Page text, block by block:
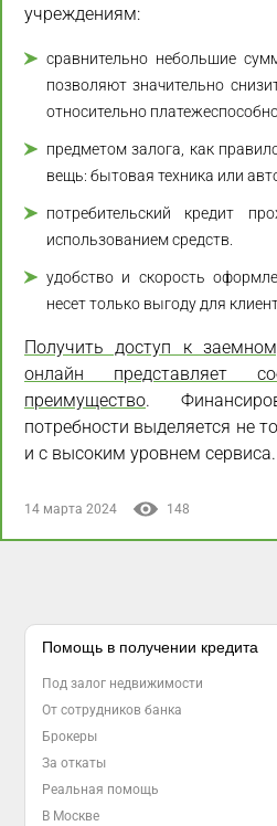
учреждениям:
сравнительно небольшие
позволяют значительно
относительно
предметом залога, как
вещь: бытовая техника или
потребительский кредит
использованием средств.
удобство и скорость
несет только выгоду для
Получить доступ к
онлайн представляет
преимущество.
потребности выделяется не
и с высоким уровнем сервиса.
14 марта 2024 148
Помощь в получении кредита
Под залог недвижимости
От сотрудников банка
Брокеры
За откаты
Реальная помощь
В Москве